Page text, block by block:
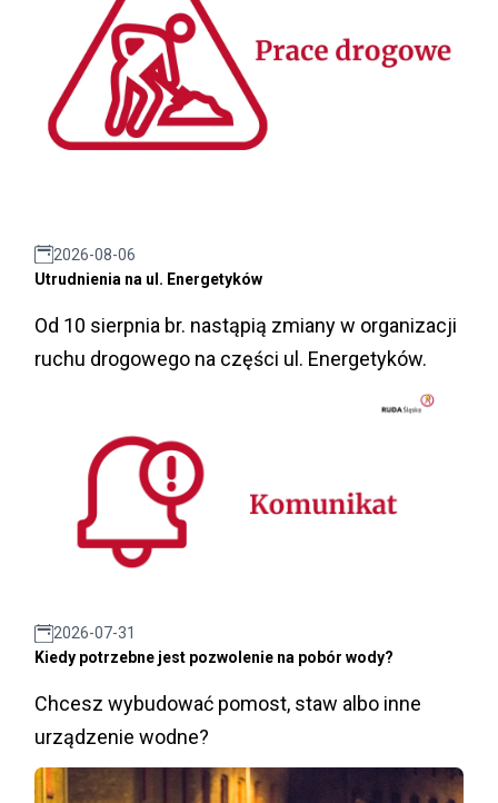
2026-08-06
Utrudnienia na ul. Energetyków
Od 10 sierpnia br. nastąpią zmiany w organizacji
ruchu drogowego na części ul. Energetyków.
2026-07-31
Kiedy potrzebne jest pozwolenie na pobór wody?
Chcesz wybudować pomost, staw albo inne
urządzenie wodne?